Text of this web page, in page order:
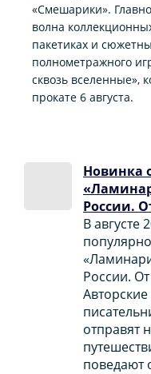
«Смешарики».
волна
пакетиках и
полнометражного
сквозь вселенные»,
прокате 6 августа.
Новинка
России.
В августе
России.
отправят
поведают